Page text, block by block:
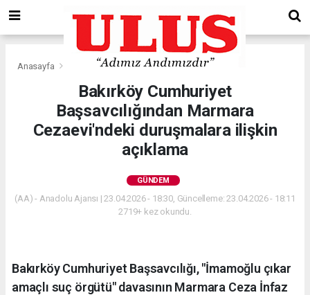
Anasayfa Gündem
Bakırköy Cumhuriyet
Başsavcılığından Marmara
Cezaevi'ndeki duruşmalara ilişkin
açıklama
GÜNDEM
(AA) - Anadolu Ajansı | 23.04.2026 - 18:30, Güncelleme: 23.04.2026 - 18:11
2719+ kez okundu.
Bakırköy Cumhuriyet Başsavcılığı, "İmamoğlu çıkar
amaçlı suç örgütü" davasının Marmara Ceza İnfaz